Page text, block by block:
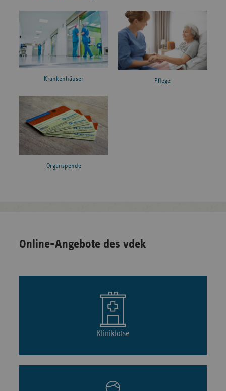
Krankenhäuser Pflege
Organspende
Online-Angebote des vdek
Kliniklotse